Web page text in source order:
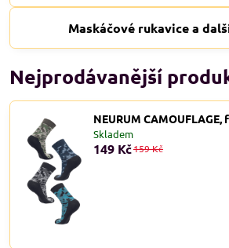
Maskáčové rukavice a
Nejprodávanější
NEURUM
Skladem
149 Kč159 Kč